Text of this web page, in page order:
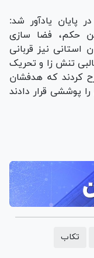
پایان یادآور شد:
حکم، فضا سازی
استانی نیز قربانی
تنش زا و تحریک
کردند که هدفشان
پوششی قرار دادند
تکاب